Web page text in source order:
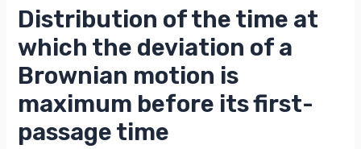
Distribution of the time at
which the deviation of a
Brownian motion is
maximum before its first-
passage time